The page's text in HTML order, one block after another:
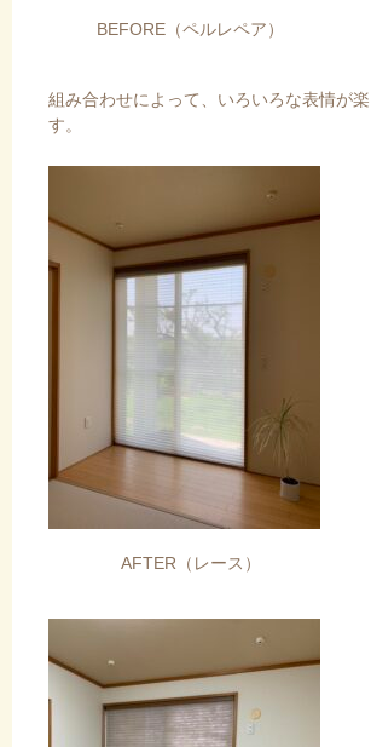
BEFORE（ペルレペア）
組み合わせによって、いろいろな表情が
す。
AFTER（レース）